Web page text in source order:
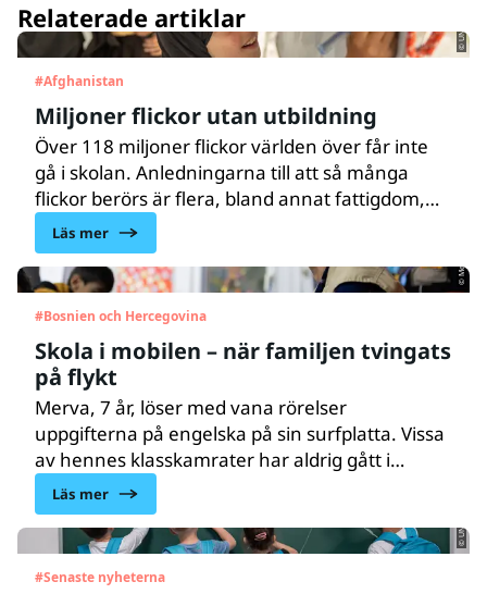
Relaterade artiklar
#Afghanistan
Miljoner flickor utan utbildning
Över 118 miljoner flickor världen över får inte
gå i skolan. Anledningarna till att så många
flickor berörs är flera, bland annat fattigdom,
barnäktenskap och könsrelaterat våld. Fattiga
familjer investerar i de flesta fall hellre i
pojkars utbildning.
Läs mer © Melker Dahlstrand
#Bosnien och Hercegovina
Skola i mobilen – när familjen tvingats
på flykt
Merva, 7 år, löser med vana rörelser
uppgifterna på engelska på sin surfplatta. Vissa
av hennes klasskamrater har aldrig gått i
skolan, fastän de är äldre. Men med hjälp av
Akelius digitala språkskola kan lärarna möta
varje barn där hen befinner sig.
Läs mer
#Senaste nyheterna